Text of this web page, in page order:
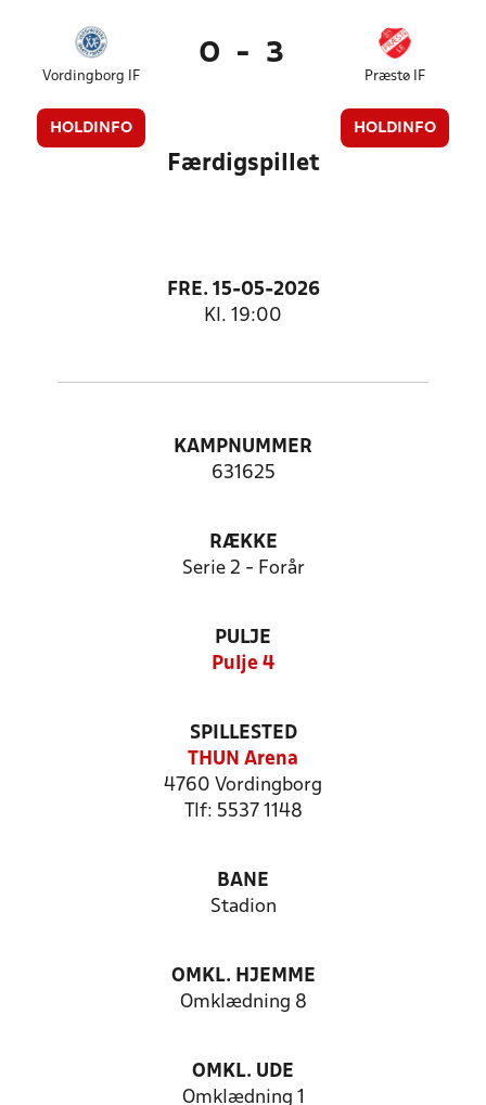
Vordingborg IF
HOLDINFO
0 - 3
Præstø IF
HOLDINFO
Færdigspillet
FRE. 15-05-2026
Kl. 19:00
KAMPNUMMER
631625
RÆKKE
Serie 2 - Forår
PULJE
Pulje 4
SPILLESTED
THUN Arena
4760 Vordingborg
Tlf: 5537 1148
BANE
Stadion
OMKL. HJEMME
Omklædning 8
OMKL. UDE
Omklædning 1